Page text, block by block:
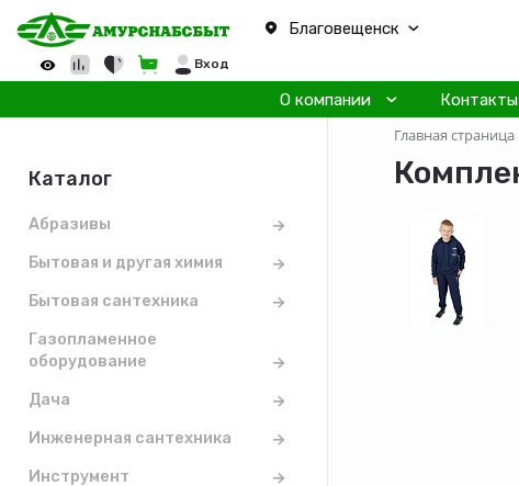
Благовещенск
Вход
О компании Контакты
Каталог
Абразивы
Бытовая и другая химия
Бытовая сантехника
Газопламенное
оборудование
Дача
Инженерная сантехника
Инструмент
Главная страница